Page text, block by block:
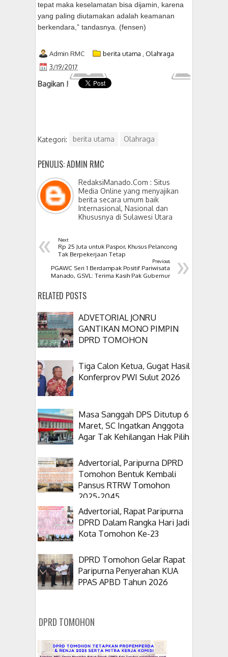
tepat maka keselamatan bisa dijamin, karena
yang paling diutamakan adalah keamanan
berkendara,” tandasnya. (fensen)
Admin RMC berita utama
Olahraga
3/19/2017
Bagikan !
Kategori: berita utama Olahraga
PENULIS: ADMIN RMC
RedaksiManado.Com : Situs
Media Online yang menyajikan
berita secara umum baik
Internasional, Nasional dan
Khususnya di Sulawesi Utara
« Next
Rp 25 Juta untuk Paspor, Khusus Pelancong
Tak Berpekerjaan Tetap
»
Previous
PGAWC Seri 1 Berdampak Positif Pariwisata
Manado, GSVL: Terima Kasih Pak Gubernur
RELATED POSTS
ADVETORIAL JONRU
GANTIKAN MONO PIMPIN
DPRD TOMOHON
Tiga Calon Ketua, Gugat Hasil
Konferprov PWI Sulut 2026
Masa Sanggah DPS Ditutup 6
Maret, SC Ingatkan Anggota
Agar Tak Kehilangan Hak Pilih
Advertorial, Paripurna DPRD
Tomohon Bentuk Kembali
Pansus RTRW Tomohon
2025-2045
Advertorial, Rapat Paripurna
DPRD Dalam Rangka Hari Jadi
Kota Tomohon Ke-23
DPRD Tomohon Gelar Rapat
Paripurna Penyerahan KUA
PPAS APBD Tahun 2026
DPRD TOMOHON